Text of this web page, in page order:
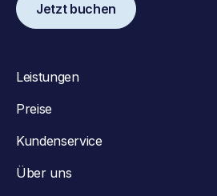
Jetzt buchen
Leistungen
Preise
Kundenservice
Über uns